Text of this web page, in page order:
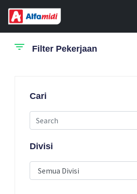
Filter Pekerjaan
Cari
Divisi